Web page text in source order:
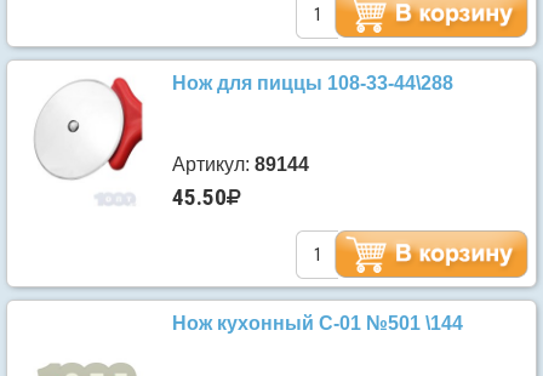
Нож для пиццы 108-33-44\288
Артикул: 89144
45.50
Нож кухонный С-01 №501 \144